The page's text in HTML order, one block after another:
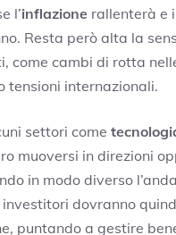
l’inflazione rallenterà e i
Resta però alta la
come cambi di rotta
tensioni internazionali.
settori come
muoversi in direzioni
in modo diverso
investitori dovranno
puntando a gestire